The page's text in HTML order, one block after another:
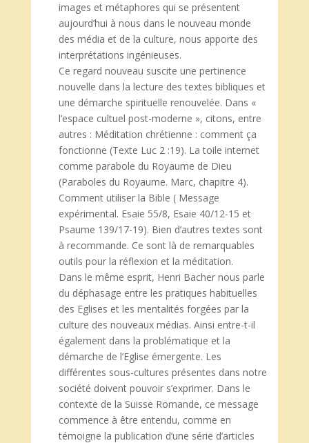
images et métaphores qui se présentent
aujourd’hui à nous dans le nouveau monde
des média et de la culture, nous apporte des
interprétations ingénieuses.
Ce regard nouveau suscite une pertinence
nouvelle dans la lecture des textes bibliques et
une démarche spirituelle renouvelée. Dans «
l’espace cultuel post-moderne », citons, entre
autres : Méditation chrétienne : comment ça
fonctionne (Texte Luc 2 :19). La toile internet
comme parabole du Royaume de Dieu
(Paraboles du Royaume. Marc, chapitre 4).
Comment utiliser la Bible ( Message
expérimental. Esaie 55/8, Esaie 40/12-15 et
Psaume 139/17-19). Bien d’autres textes sont
à recommande. Ce sont là de remarquables
outils pour la réflexion et la méditation.
Dans le même esprit, Henri Bacher nous parle
du déphasage entre les pratiques habituelles
des Eglises et les mentalités forgées par la
culture des nouveaux médias. Ainsi entre-t-il
également dans la problématique et la
démarche de l’Eglise émergente. Les
différentes sous-cultures présentes dans notre
société doivent pouvoir s’exprimer. Dans le
contexte de la Suisse Romande, ce message
commence à être entendu, comme en
témoigne la publication d’une série d’articles